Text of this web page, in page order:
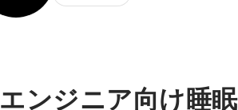
エンジニア向け睡